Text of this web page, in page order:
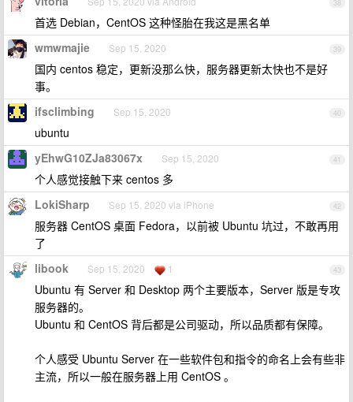
38
首选 Debian，CentOS 这种怪胎在我这是黑名单
39
wmwmajie Sep 15, 2020
国内 centos 稳定，更新没那么快，服务器更新太快也不是好
事。
40
ifsclimbing Sep 15, 2020
ubuntu
41
yEhwG10ZJa83067x Sep 15, 2020
个人感觉接触下来 centos 多
42
LokiSharp Sep 15, 2020 via iPhone
服务器 CentOS 桌面 Fedora，以前被 Ubuntu 坑过，不敢再用
了
43
libook Sep 15, 2020 1
Ubuntu 有 Server 和 Desktop 两个主要版本，Server 版是专攻
服务器的。
Ubuntu 和 CentOS 背后都是公司驱动，所以品质都有保障。
个人感受 Ubuntu Server 在一些软件包和指令的命名上会有些非
主流，所以一般在服务器上用 CentOS 。